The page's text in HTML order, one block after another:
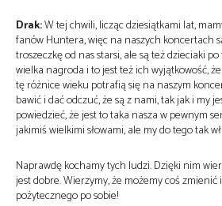
Drak:W tej chwili, licząc dziesiątkami lat,
fanów Huntera, więc na naszych koncertach
troszeczkę od nas starsi, ale są też dzieciaki
wielka nagroda i to jest też ich wyjątkowość,
tę różnice wieku potrafią się na naszym
bawić i dać odczuć, że są z nami, tak jak i my
powiedzieć, że jest to taka nasza w pewnym
jakimiś wielkimi słowami, ale my do tego tak
Naprawdę kochamy tych ludzi. Dzięki nim
jest dobre. Wierzymy, że możemy coś zmienić
pożytecznego po sobie!